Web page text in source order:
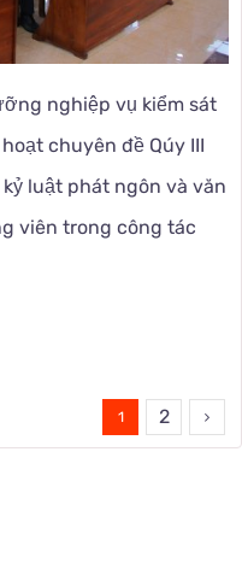
nghiệp vụ kiểm sát
chuyên đề Qúy III
luật phát ngôn và văn
viên trong công tác
1 2